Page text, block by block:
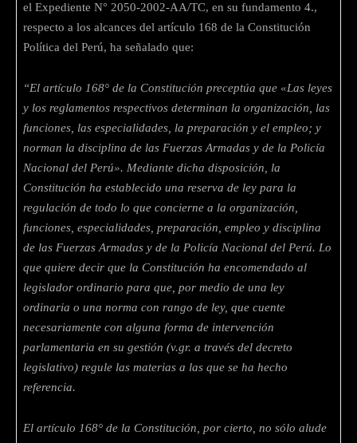
el Expediente N° 2050-2002-AA/TC, en su fundamento 4.,
respecto a los alcances del artículo 168 de la Constitución
Política del Perú, ha señalado que:
“El artículo 168° de la Constitución preceptúa que «Las leyes
y los reglamentos respectivos determinan la organización, las
funciones, las especialidades, la preparación y el empleo; y
norman la disciplina de las Fuerzas Armadas y de la Policía
Nacional del Perú». Mediante dicha disposición, la
Constitución ha establecido una reserva de ley para la
regulación de todo lo que concierne a la organización,
funciones, especialidades, preparación, empleo y disciplina
de las Fuerzas Armadas y de la Policía Nacional del Perú. Lo
que quiere decir que la Constitución ha encomendado al
legislador ordinario para que, por medio de una ley
ordinaria o una norma con rango de ley, que cuente
necesariamente con alguna forma de intervención
parlamentaria en su gestión (v.gr. a través del decreto
legislativo) regule las materias a las que se ha hecho
referencia.
El artículo 168° de la Constitución, por cierto, no sólo alude